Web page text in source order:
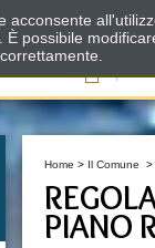
Il
Home > Il Comune
PIANO
acconsente
possibile